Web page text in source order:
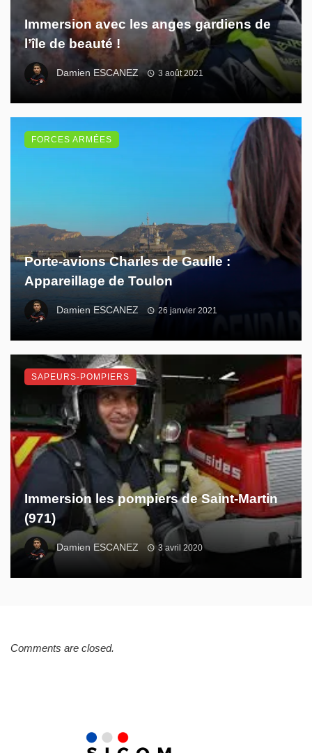
Immersion avec les anges gardiens de
l’île de beauté !
Damien ESCANEZ 3 août 2021
Porte-avions Charles de Gaulle :
Appareillage de Toulon
Damien ESCANEZ 26 janvier 2021
FORCES ARMÉES
Immersion les pompiers de Saint-Martin
(971)
Damien ESCANEZ 3 avril 2020
SAPEURS-POMPIERS
Comments are closed.